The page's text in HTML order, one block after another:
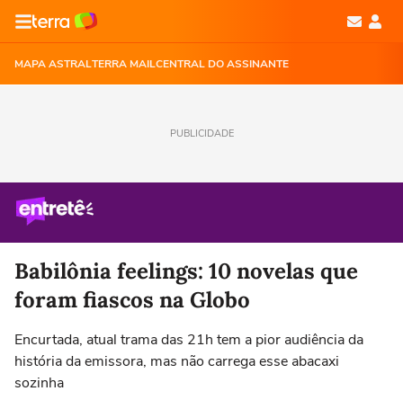
MAPA ASTRALTERRA MAILCENTRAL DO ASSINANTE
PUBLICIDADE
Babilônia feelings: 10 novelas que
foram fiascos na Globo
Encurtada, atual trama das 21h tem a pior audiência da
história da emissora, mas não carrega esse abacaxi
sozinha